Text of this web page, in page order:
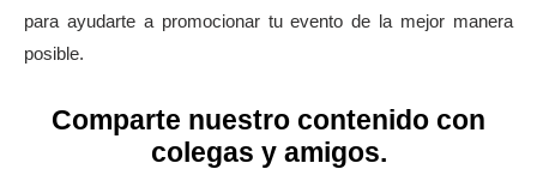
para ayudarte a promocionar tu evento de la mejor manera
posible.
Comparte nuestro contenido con
colegas y amigos.